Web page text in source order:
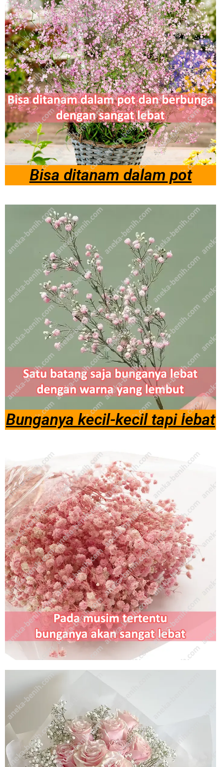
Bisa ditanam dalam pot
Bunganya kecil-kecil tapi lebat